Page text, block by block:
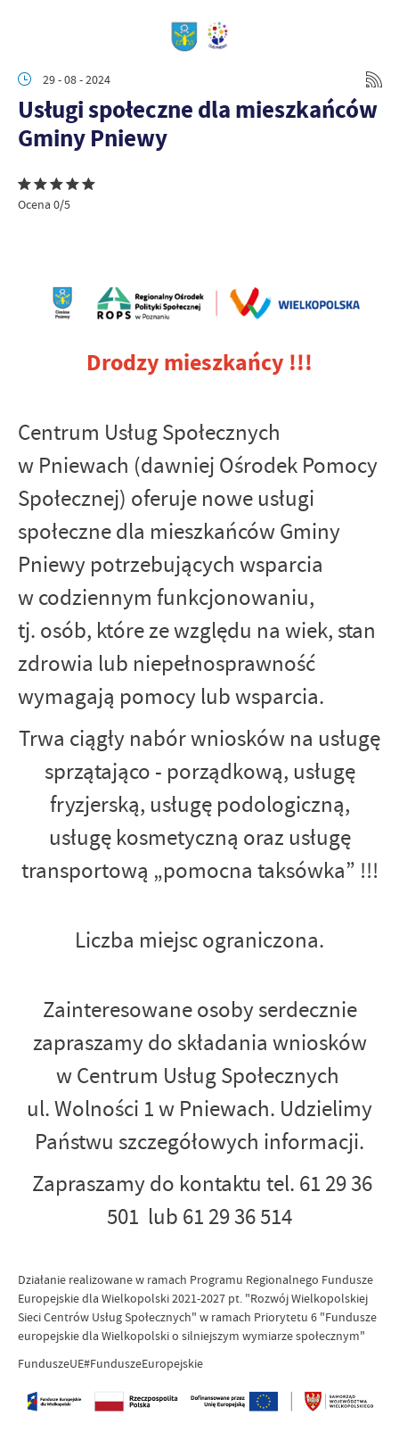
29 - 08 - 2024
Usługi społeczne dla mieszkańców
Gminy Pniewy
Ocena 0/5
Drodzy mieszkańcy !!!
Centrum Usług Społecznych
w Pniewach (dawniej Ośrodek Pomocy
Społecznej) oferuje nowe usługi
społeczne dla mieszkańców Gminy
Pniewy potrzebujących wsparcia
w codziennym funkcjonowaniu,
tj. osób, które ze względu na wiek, stan
zdrowia lub niepełnosprawność
wymagają pomocy lub wsparcia.
Trwa ciągły nabór wniosków na usługę
sprzątająco - porządkową, usługę
fryzjerską, usługę podologiczną,
usługę kosmetyczną oraz usługę
transportową „pomocna taksówka” !!!
Liczba miejsc ograniczona.
Zainteresowane osoby serdecznie
zapraszamy do składania wniosków
w Centrum Usług Społecznych
ul. Wolności 1 w Pniewach. Udzielimy
Państwu szczegółowych informacji.
Zapraszamy do kontaktu tel. 61 29 36
501 lub 61 29 36 514
Działanie realizowane w ramach Programu Regionalnego Fundusze
Europejskie dla Wielkopolski 2021-2027 pt. "Rozwój Wielkopolskiej
Sieci Centrów Usług Społecznych" w ramach Priorytetu 6 "Fundusze
europejskie dla Wielkopolski o silniejszym wymiarze społecznym"
FunduszeUE#FunduszeEuropejskie